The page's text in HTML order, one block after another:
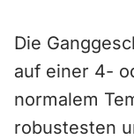
Die
auf einer 4-
normalem
robustesten